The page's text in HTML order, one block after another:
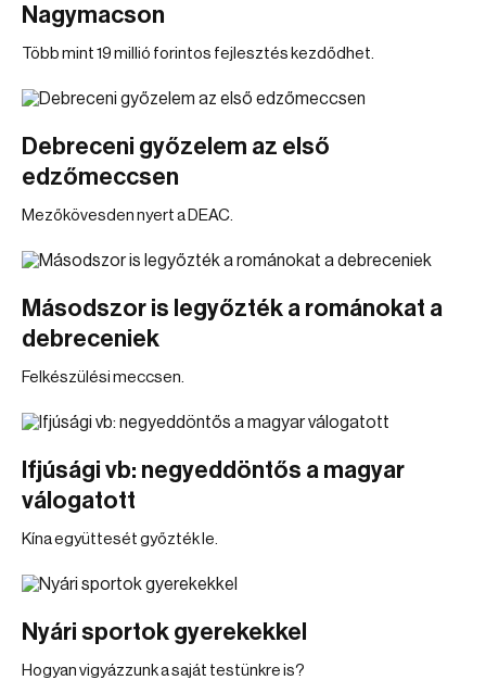
Nagymacson
Több mint 19 millió forintos fejlesztés kezdődhet.
Debreceni győzelem az első
edzőmeccsen
Mezőkövesden nyert a DEAC.
Másodszor is legyőzték a románokat a
debreceniek
Felkészülési meccsen.
Ifjúsági vb: negyeddöntős a magyar
válogatott
Kína együttesét győzték le.
Nyári sportok gyerekekkel
Hogyan vigyázzunk a saját testünkre is?